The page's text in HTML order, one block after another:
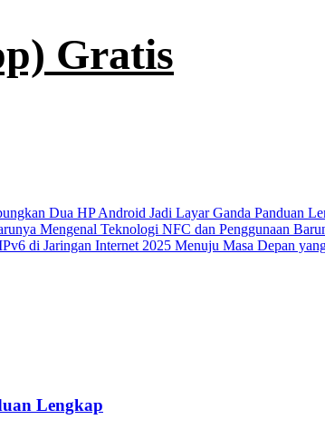
Gratis
Dua HP Android Jadi Layar Ganda Panduan
Mengenal Teknologi NFC dan Penggunaan
di Jaringan Internet 2025 Menuju Masa Depan
Lengkap